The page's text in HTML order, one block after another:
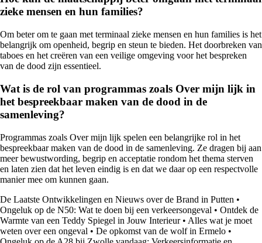
zieke mensen en hun families?
Om beter om te gaan met terminaal zieke mensen en hun families is het
belangrijk om openheid, begrip en steun te bieden. Het doorbreken van
taboes en het creëren van een veilige omgeving voor het bespreken
van de dood zijn essentieel.
Wat is de rol van programmas zoals Over mijn lijk in
het bespreekbaar maken van de dood in de
samenleving?
Programmas zoals Over mijn lijk spelen een belangrijke rol in het
bespreekbaar maken van de dood in de samenleving. Ze dragen bij aan
meer bewustwording, begrip en acceptatie rondom het thema sterven
en laten zien dat het leven eindig is en dat we daar op een respectvolle
manier mee om kunnen gaan.
De Laatste Ontwikkelingen en Nieuws over de Brand in Putten •
Ongeluk op de N50: Wat te doen bij een verkeersongeval • Ontdek de
Warmte van een Teddy Spiegel in Jouw Interieur• Alles wat je moet
weten over een ongeval • De opkomst van de wolf in Ermelo •